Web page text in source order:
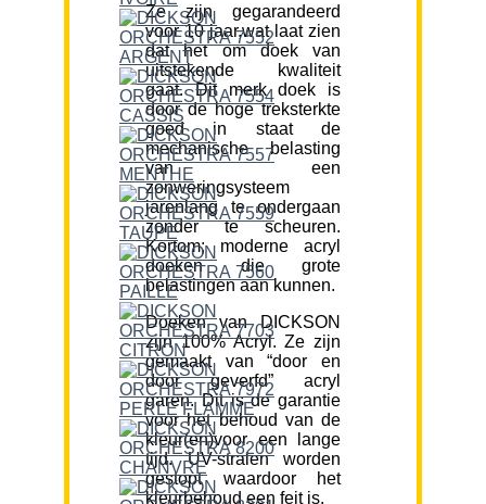
Ze zijn gegarandeerd
voor 10 jaar,wat laat zien
dat het om doek van
uitstekende kwaliteit
gaat. Dit merk doek is
door de hoge treksterkte
goed in staat de
mechanische belasting
van een
zonweringsysteem
jarenlang te ondergaan
zonder te scheuren.
Kortom; moderne acryl
doeken die grote
belastingen aan kunnen.
Doeken van DICKSON
zijn 100% Acryl. Ze zijn
gemaakt van “door en
door geverfd” acryl
garen. Dit is de garantie
voor het behoud van de
kleur(en)voor een lange
tijd. UV-stralen worden
gestopt waardoor het
kleurbehoud een feit is.